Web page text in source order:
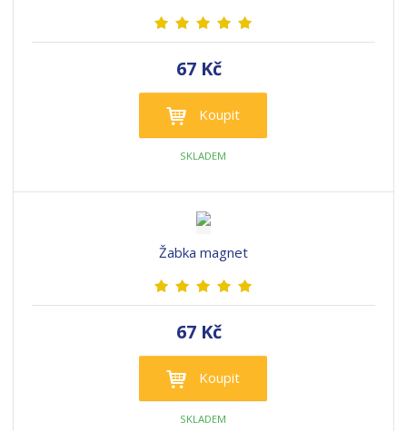
67 Kč
Koupit
SKLADEM
Žabka magnet
67 Kč
Koupit
SKLADEM